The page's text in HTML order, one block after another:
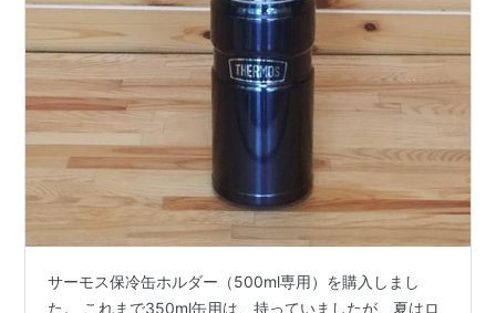
サーモス保冷缶ホルダー（500ml専用）を購入しまし
た。 これまで350ml缶用は、持っていましたが、夏はロ